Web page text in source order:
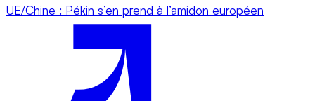
UE/Chine : Pékin s’en prend à l’amidon européen